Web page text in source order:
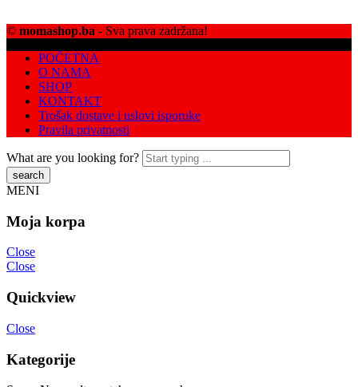
© momashop.ba - Sva prava zadržana!
POČETNA
O NAMA
SHOP
KONTAKT
Trošak dostave i uslovi isporuke
Pravila privatnosti
What are you looking for?
MENI
Moja korpa
Close
Close
Quickview
Close
Kategorije